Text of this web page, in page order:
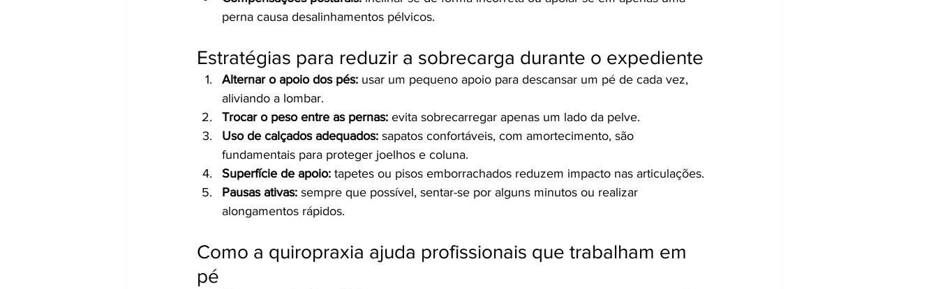
perna causa desalinhamentos pélvicos.
Estratégias para reduzir a sobrecarga durante o expediente
Alternar o apoio dos pés: usar um pequeno apoio para descansar um pé de cada vez,
aliviando a lombar.
Trocar o peso entre as pernas: evita sobrecarregar apenas um lado da pelve.
Uso de calçados adequados: sapatos confortáveis, com amortecimento, são
fundamentais para proteger joelhos e coluna.
Superfície de apoio: tapetes ou pisos emborrachados reduzem impacto nas articulações.
Pausas ativas: sempre que possível, sentar-se por alguns minutos ou realizar
alongamentos rápidos.
Como a quiropraxia ajuda profissionais que trabalham em
pé